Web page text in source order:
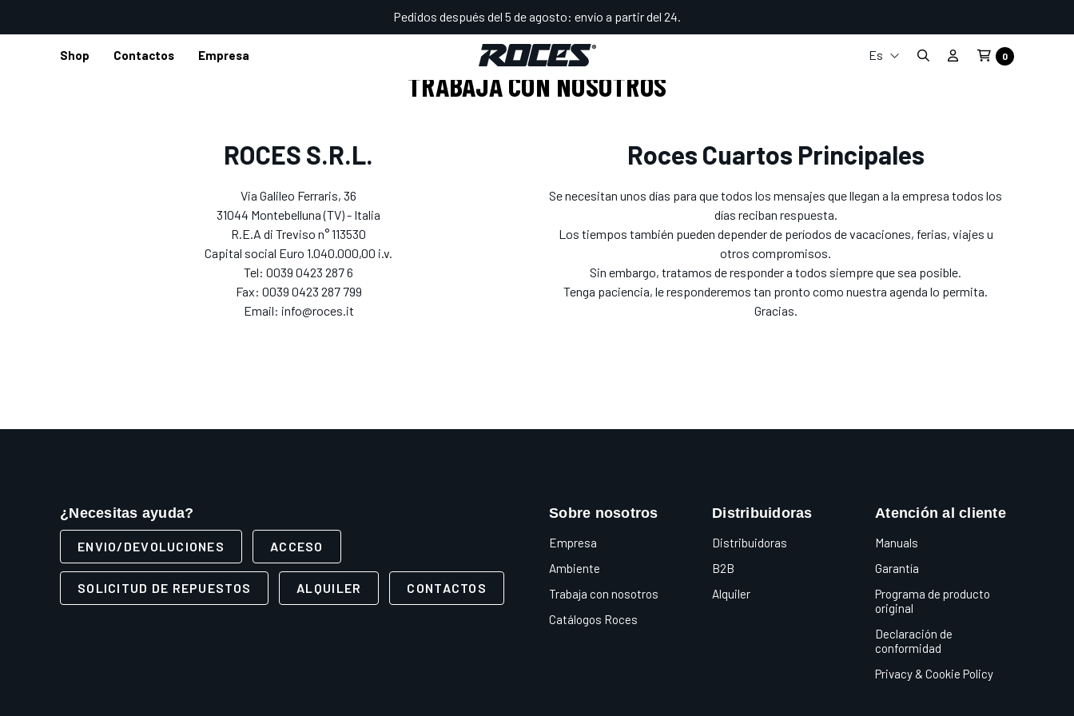
Pedidos después del 5 de agosto: envío a partir del 24.
Shop Contactos Empresa
Es
0
Home
TRABAJA CON NOSOTROS
ROCES S.R.L.
Via Galileo Ferraris, 36
31044 Montebelluna (TV) - Italia
R.E.A di Treviso n° 113530
Capital social Euro 1.040.000,00 i.v.
Tel: 0039 0423 287 6
Fax: 0039 0423 287 799
Email: info@roces.it
Roces Cuartos Principales
Se necesitan unos días para que todos los mensajes que llegan a la empresa todos los
días reciban respuesta.
Los tiempos también pueden depender de períodos de vacaciones, ferias, viajes u
otros compromisos.
Sin embargo, tratamos de responder a todos siempre que sea posible.
Tenga paciencia, le responderemos tan pronto como nuestra agenda lo permita.
Gracias.
¿Necesitas ayuda?
ENVIO/DEVOLUCIONES ACCESO
SOLICITUD DE REPUESTOS ALQUILER CONTACTOS
Sobre nosotros
Empresa
Ambiente
Trabaja con nosotros
Catálogos Roces
Distribuidoras
Distribuidoras
B2B
Alquiler
Atención al cliente
Manuals
Garantía
Programa de producto
original
Declaración de
conformidad
Privacy & Cookie Policy